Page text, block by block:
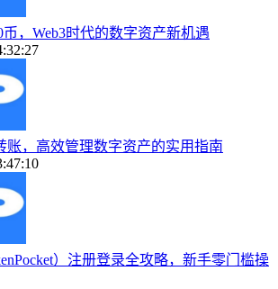
，Web3时代的数字资产新机遇
账，高效管理数字资产的实用指南
）注册登录全攻略，新手零门槛操